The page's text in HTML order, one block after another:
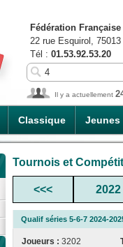
Classique Jeunes
Fédération
22 rue Esquirol,
Tél : 01.53.92.53.20
Il y a actuellement
Tournois et
<<< 2022
Qualif séries 5-6-7 2024-
Joueurs : 3202